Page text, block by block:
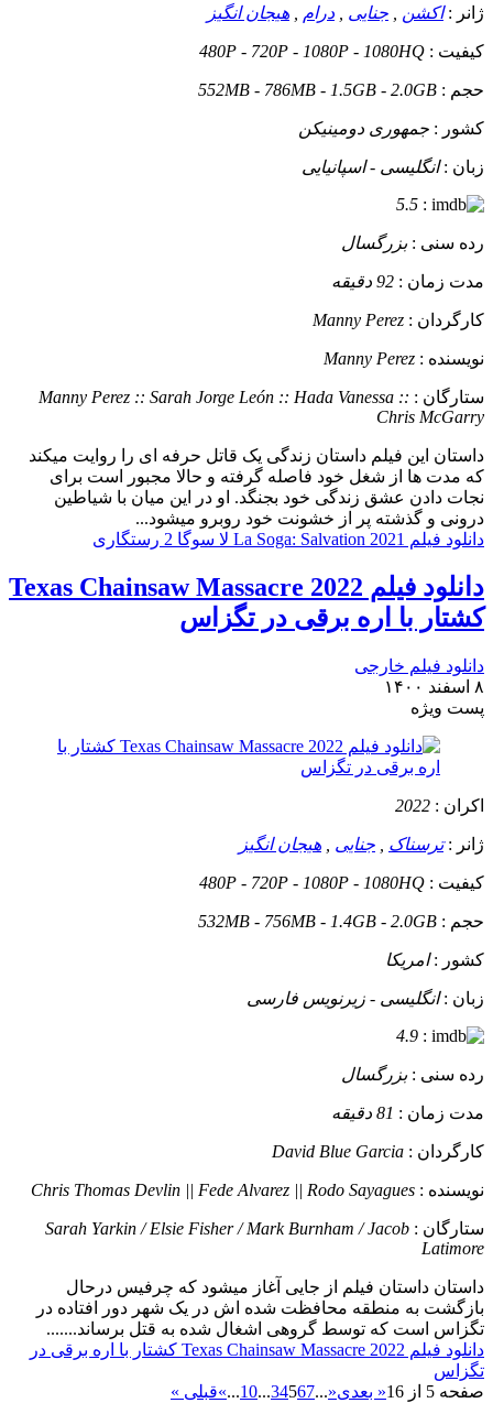
ژانر :اکشن جنایی درام هیجان انگیز
کیفیت : 480P - 720P - 1080P - 1080HQ
حجم : 552MB - 786MB - 1.5GB - 2.0GB
کشور : جمهوری دومینیکن
زبان :انگلیسی - اسپانیایی
:
5.5
رده سنی :بزرگسال
مدت زمان : 92 دقیقه
کارگردان : Manny Perez
نویسنده : Manny Perez
ستارگان : Manny Perez :: Sarah Jorge León :: Hada Vanessa ::
Chris McGarry
داستان این فیلم داستان زندگی یک قاتل حرفه ای را روایت میکند
که مدت ها از شغل خود فاصله گرفته و حالا مجبور است برای
نجات دادن عشق زندگی خود بجنگد. او در این میان با شیاطین
درونی و گذشته پر از خشونت خود روبرو میشود...
دانلود فیلم La Soga: Salvation 2021 لا سوگا 2 رستگاری
دانلود فیلم Texas Chainsaw Massacre 2022
کشتار با اره برقی در تگزاس
دانلود فیلم خارجی
۸ اسفند ۱۴۰۰
پست ويژه
اکران : 2022
ژانر :ترسناک جنایی هیجان انگیز
کیفیت : 480P - 720P - 1080P - 1080HQ
حجم : 532MB - 756MB - 1.4GB - 2.0GB
کشور :امریکا
زبان :انگلیسی - زیرنویس فارسی
:
4.9
رده سنی :بزرگسال
مدت زمان : 81 دقیقه
کارگردان : David Blue Garcia
نویسنده : Chris Thomas Devlin || Fede Alvarez || Rodo Sayagues
ستارگان : Sarah Yarkin / Elsie Fisher / Mark Burnham / Jacob
Latimore
داستان داستان فیلم از جایی آغاز میشود که چرفیس درحال
بازگشت به منطقه محافظت شده اش در یک شهر دور افتاده در
تگزاس است که توسط گروهی اشغال شده به قتل برساند.......
دانلود فیلم Texas Chainsaw Massacre 2022 کشتار با اره برقی در
تگزاس
صفحه 5 از 16
« بعدی«
...
34567
...
10
...
»قبلی »